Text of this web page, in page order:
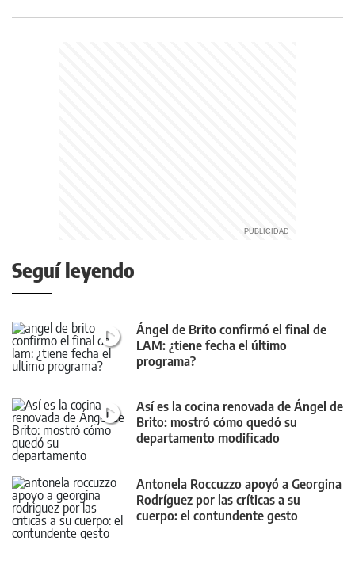
Seguí leyendo
Ángel de Brito confirmó el final de
LAM: ¿tiene fecha el último
programa?
Así es la cocina renovada de Ángel de
Brito: mostró cómo quedó su
departamento modificado
Antonela Roccuzzo apoyó a Georgina
Rodríguez por las críticas a su
cuerpo: el contundente gesto